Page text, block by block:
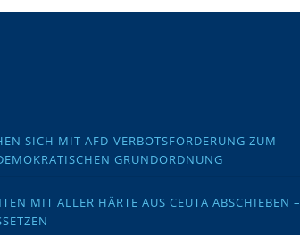
SICH MIT AFD-VERBOTSFORDERUNG ZUM
GRUNDORDNUNG
MIT ALLER HÄRTE AUS CEUTA ABSCHIEBEN –